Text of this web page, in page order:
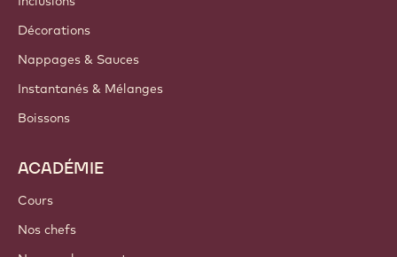
Décorations
Nappages & Sauces
Instantanés & Mélanges
Boissons
ACADÉMIE
Cours
Nos chefs